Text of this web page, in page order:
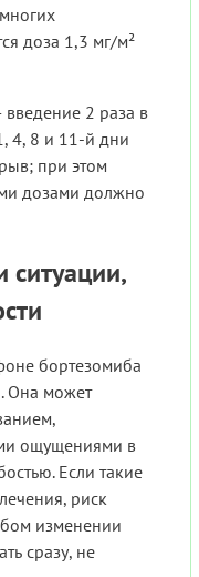
доза 1,3 мг/м²
2 раза в
4, 8 и 11-й дни
при этом
дозами должно
бортезомиба
Она может
ощущениями в
Если такие
риск
изменении
сразу, не